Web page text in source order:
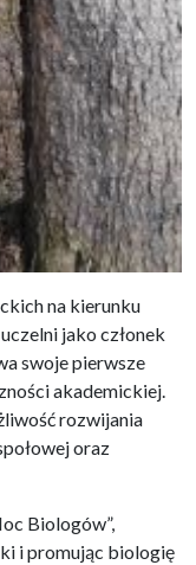
na kierunku
jako członek
swoje pierwsze
akademickiej.
rozwijania
oraz
Biologów”,
i promując biologię